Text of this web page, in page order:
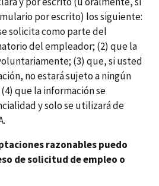
por escrito) los siguiente:
solicita como parte del
del empleador; (2) que la
(3) que, si usted
no estará sujeto a ningún
que la información se
y solo se utilizará de
razonables puedo
de solicitud de empleo o